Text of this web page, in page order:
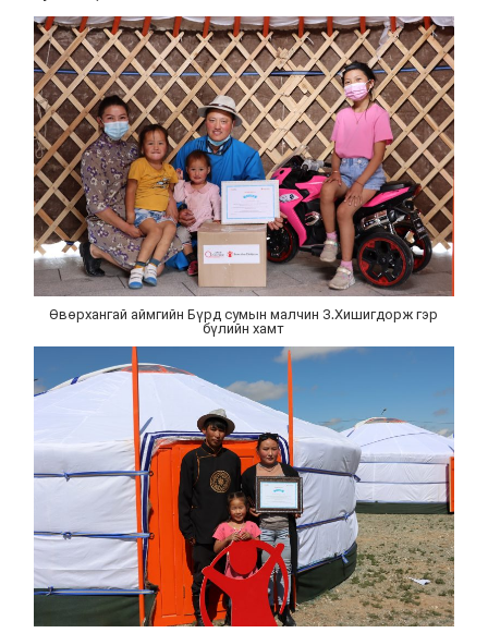
Өвөрхангай аймгийн Бүрд сумын малчин З.Хишигдорж гэр
бүлийн хамт